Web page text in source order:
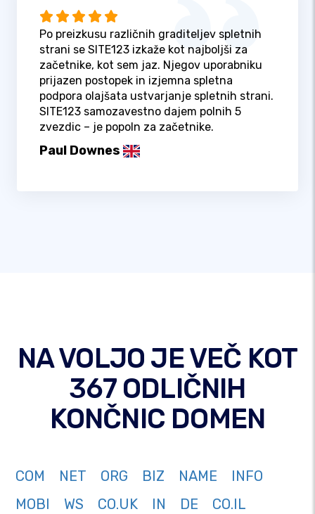
Po preizkusu različnih graditeljev spletnih
strani se SITE123 izkaže kot najboljši za
začetnike, kot sem jaz. Njegov uporabniku
prijazen postopek in izjemna spletna
podpora olajšata ustvarjanje spletnih strani.
SITE123 samozavestno dajem polnih 5
zvezdic – je popoln za začetnike.
Paul Downes
NA VOLJO JE VEČ KOT
367 ODLIČNIH
KONČNIC DOMEN
COM NET ORG BIZ NAME
INFO
MOBI
WS CO.UK IN DE
CO.IL